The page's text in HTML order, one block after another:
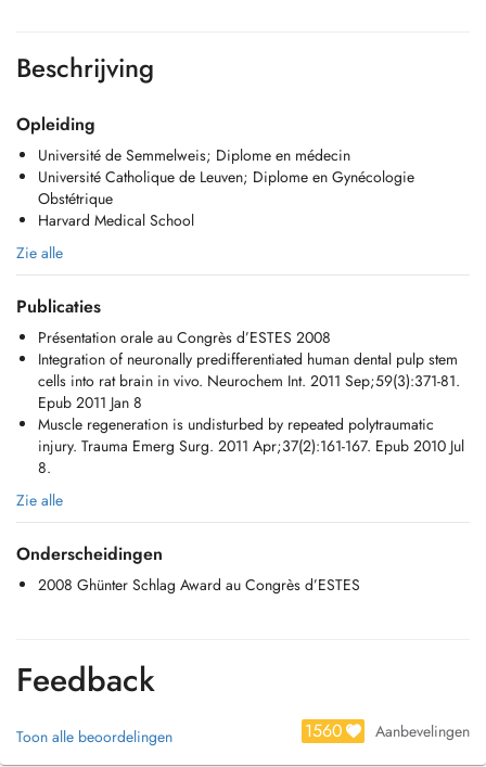
Beschrijving
Opleiding
Université de Semmelweis; Diplome en médecin
Université Catholique de Leuven; Diplome en Gynécologie
Obstétrique
Harvard Medical School
Zie alle
Publicaties
Présentation orale au Congrès d’ESTES 2008
Integration of neuronally predifferentiated human dental pulp stem
cells into rat brain in vivo. Neurochem Int. 2011 Sep;59(3):371-81.
Epub 2011 Jan 8
Muscle regeneration is undisturbed by repeated polytraumatic
injury. Trauma Emerg Surg. 2011 Apr;37(2):161-167. Epub 2010 Jul
8.
Zie alle
Onderscheidingen
2008 Ghünter Schlag Award au Congrès d’ESTES
Feedback
Toon alle beoordelingen 1560 Aanbevelingen